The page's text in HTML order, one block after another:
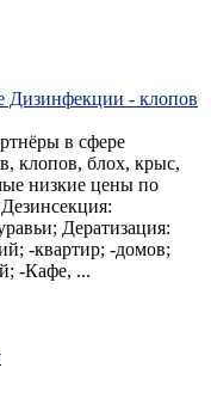
Дизинфекции - клопов
в сфере
клопов, блох, крыс,
низкие цены по
Дератизация:
-квартир; -домов;
-Кафе, ...